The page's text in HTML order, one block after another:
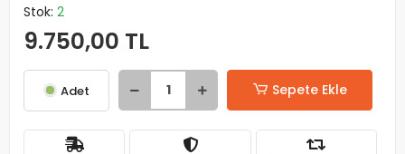
Stok: 2
9.750,00 TL
Adet Sepete Ekle